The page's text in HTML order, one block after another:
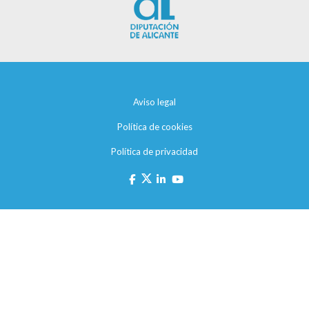
Aviso legal
Política de cookies
Política de privacidad